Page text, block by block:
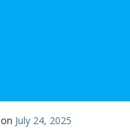
on July 24, 2025